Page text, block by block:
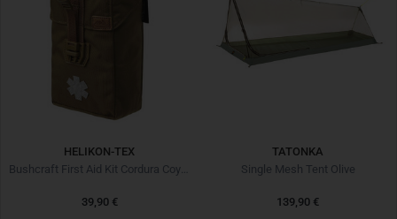
HELIKON-TEX
Bushcraft First Aid Kit Cordura Coyote
39,90 €
TATONKA
Single Mesh Tent Olive
139,90 €